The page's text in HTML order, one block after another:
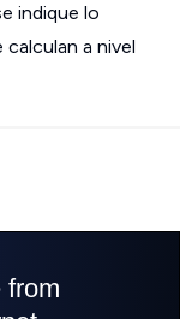
indique lo
a nivel